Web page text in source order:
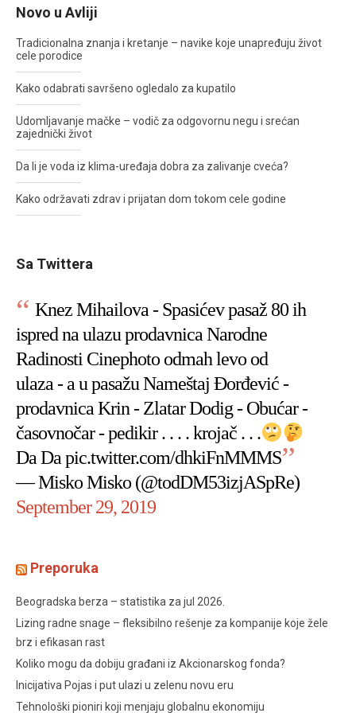
Novo u Avliji
Tradicionalna znanja i kretanje – navike koje unapređuju život
cele porodice
Kako odabrati savršeno ogledalo za kupatilo
Udomljavanje mačke – vodič za odgovornu negu i srećan
zajednički život
Da li je voda iz klima-uređaja dobra za zalivanje cveća?
Kako održavati zdrav i prijatan dom tokom cele godine
Sa Twittera
Knez Mihailova - Spasićev pasaž 80 ih
ispred na ulazu prodavnica Narodne
Radinosti Cinephoto odmah levo od
ulaza - a u pasažu Nameštaj Đorđević -
prodavnica Krin - Zlatar Dodig - Obućar -
časovnočar - pedikir . . . . krojač . . .
Da Dapic.twitter.com/dhkiFnMMMS
— Misko Misko (@todDM53izjASpRe)
September 29, 2019
Preporuka
Beogradska berza – statistika za jul 2026.
Lizing radne snage – fleksibilno rešenje za kompanije koje žele
brz i efikasan rast
Koliko mogu da dobiju građani iz Akcionarskog fonda?
Inicijativa Pojas i put ulazi u zelenu novu eru
Tehnološki pioniri koji menjaju globalnu ekonomiju